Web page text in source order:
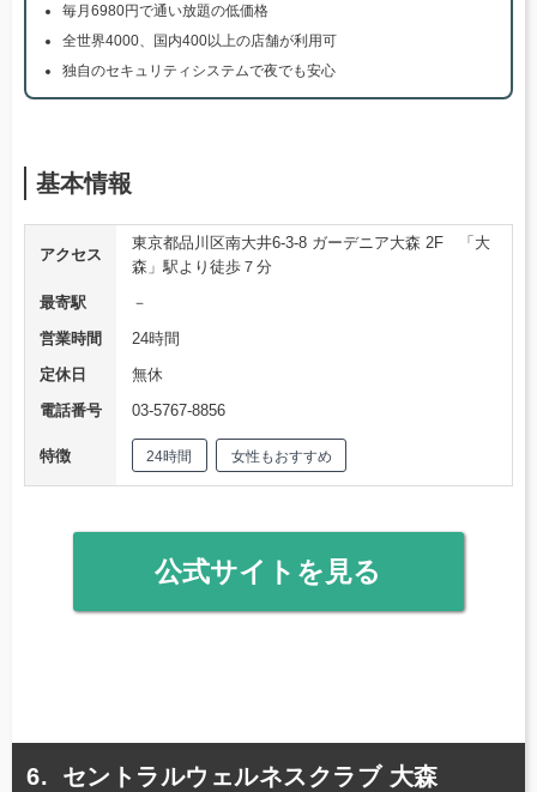
毎月6980円で通い放題の低価格
全世界4000、国内400以上の店舗が利用可
独自のセキュリティシステムで夜でも安心
基本情報
アクセス
東京都品川区南大井6-3-8 ガーデニア大森 2F 「大
森」駅より徒歩７分
最寄駅
－
営業時間
24時間
定休日
無休
電話番号
03-5767-8856
特徴 24時間 女性もおすすめ
公式サイトを見る
セントラルウェルネスクラブ 大森